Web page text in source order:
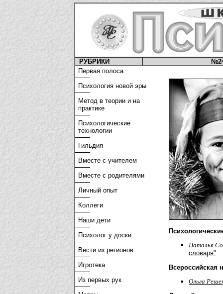
РУБРИКИ
Первая полоса
Психология новой эры
Метод в теории и на
практике
Психологические
технологии
Гильдия
Вместе с учителем
Вместе с родителями
Личный опыт
Коллеги
Наши дети
Психолог у доски
Вести из регионов
Игротека
Из первых рук
Наталья
словаря"
Всероссийская
Ольга